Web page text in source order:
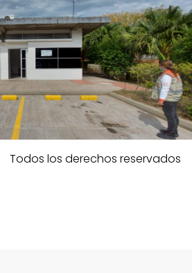
Todos los derechos reservados